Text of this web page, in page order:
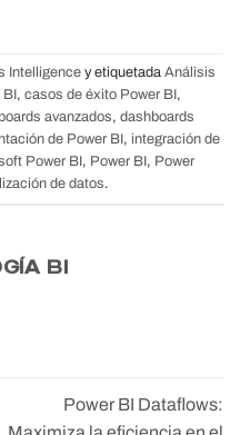
Intelligence y etiquetada Análisis
BI, casos de éxito Power BI,
avanzados, dashboards
de Power BI, integración de
Power BI, Power BI, Power
de datos.
BI
Power BI Dataflows: